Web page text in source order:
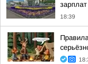
18:39